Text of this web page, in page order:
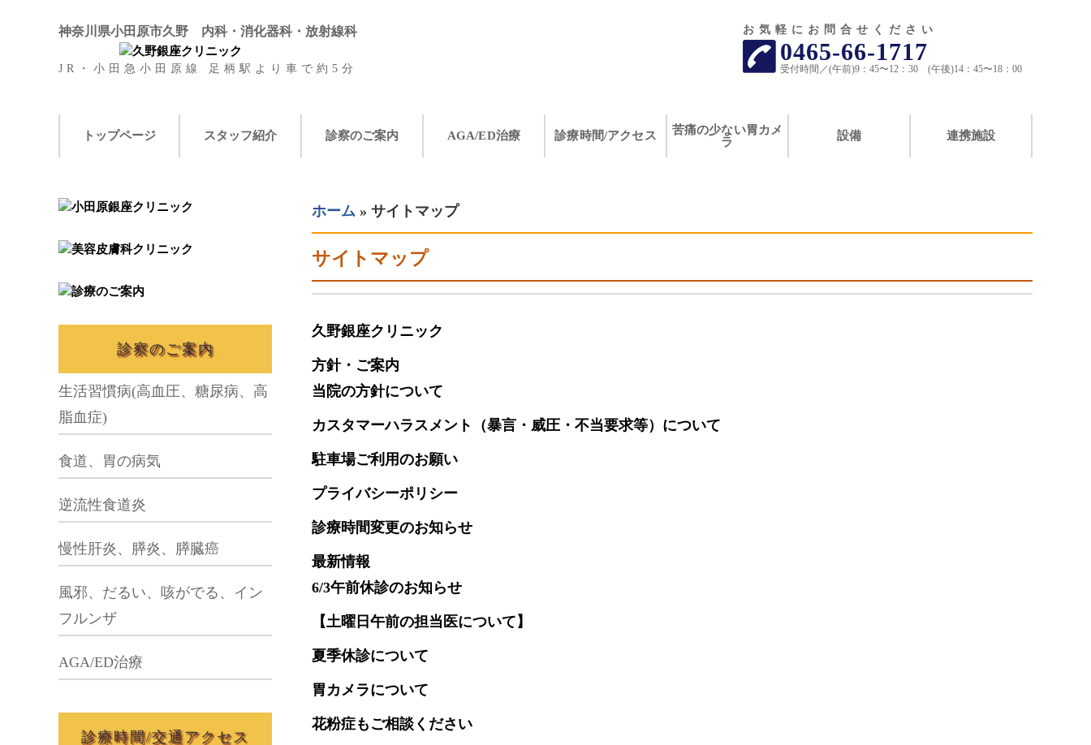
神奈川県小田原市久野 内科・消化器科・放射線科
JR・小田急小田原線 足柄駅より車で約5 分
お気軽にお問合せくださ い
0465-66-1717
受付時間／(午前)9：45〜12：30 (午後)14：45〜18：00
トップページ スタッフ紹介 診察のご案内 AGA/ED治療 診療時間/アクセス
苦痛の少ない胃カメ
ラ
設備 連携施設
ホーム » サイトマップ
サイトマップ
久野銀座クリニック
方針・ご案内
当院の方針について
カスタマーハラスメント（暴言・威圧・不当要求等）について
駐車場ご利用のお願い
プライバシーポリシー
診療時間変更のお知らせ
最新情報
6/3午前休診のお知らせ
【土曜日午前の担当医について】
夏季休診について
胃カメラについて
花粉症もご相談ください
診察のご案内
生活習慣病(高血圧、糖尿病、高
脂血症)
食道、胃の病気
逆流性食道炎
慢性肝炎、膵炎、膵臓癌
風邪、だるい、咳がでる、イン
フルンザ
AGA/ED治療
診療時間/交通アクセス